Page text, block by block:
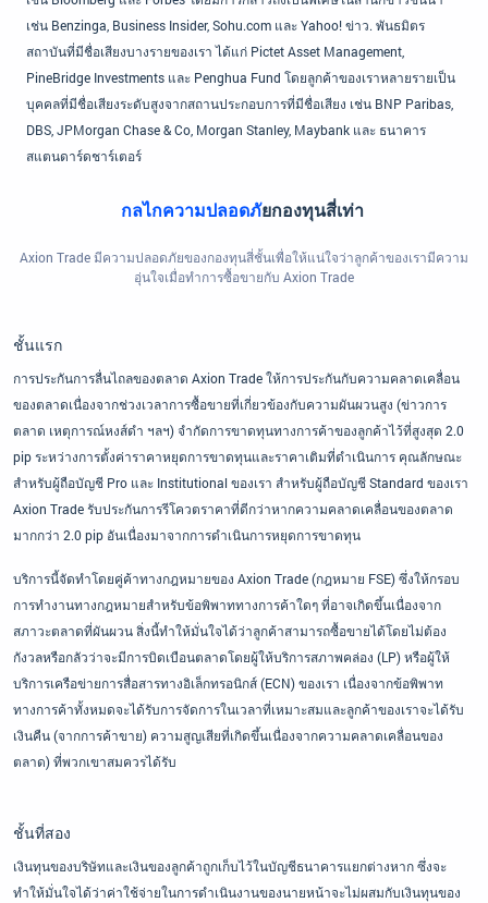
เช่น Benzinga, Business Insider, Sohu.com และ Yahoo! ข่าว. พันธมิตร
สถาบันที่มีชื่อเสียงบางรายของเรา ได้แก่ Pictet Asset Management,
PineBridge Investments และ Penghua Fund โดยลูกค้าของเราหลายรายเป็น
บุคคลที่มีชื่อเสียงระดับสูงจากสถานประกอบการที่มีชื่อเสียง เช่น BNP Paribas,
DBS, JPMorgan Chase & Co, Morgan Stanley, Maybank และ ธนาคาร
สแตนดาร์ดชาร์เตอร์
กลไกความปลอดภัยกองทุนสี่เท่า
Axion Trade มีความปลอดภัยของกองทุนสี่ชั้นเพื่อให้แน่ใจว่าลูกค้าของเรามีความ
อุ่นใจเมื่อทำการซื้อขายกับ Axion Trade
ชั้นแรก
การประกันการลื่นไถลของตลาด Axion Trade ให้การประกันกับความคลาดเคลื่อน
ของตลาดเนื่องจากช่วงเวลาการซื้อขายที่เกี่ยวข้องกับความผันผวนสูง (ข่าวการ
ตลาด เหตุการณ์หงส์ดำ ฯลฯ) จำกัดการขาดทุนทางการค้าของลูกค้าไว้ที่สูงสุด 2.0
pip ระหว่างการตั้งค่าราคาหยุดการขาดทุนและราคาเติมที่ดำเนินการ คุณลักษณะ
สำหรับผู้ถือบัญชี Pro และ Institutional ของเรา สำหรับผู้ถือบัญชี Standard ของเรา
Axion Trade รับประกันการรีโควตราคาที่ดีกว่าหากความคลาดเคลื่อนของตลาด
มากกว่า 2.0 pip อันเนื่องมาจากการดำเนินการหยุดการขาดทุน
บริการนี้จัดทำโดยคู่ค้าทางกฎหมายของ Axion Trade (กฎหมาย FSE) ซึ่งให้กรอบ
การทำงานทางกฎหมายสำหรับข้อพิพาททางการค้าใดๆ ที่อาจเกิดขึ้นเนื่องจาก
สภาวะตลาดที่ผันผวน สิ่งนี้ทำให้มั่นใจได้ว่าลูกค้าสามารถซื้อขายได้โดยไม่ต้อง
กังวลหรือกลัวว่าจะมีการบิดเบือนตลาดโดยผู้ให้บริการสภาพคล่อง (LP) หรือผู้ให้
บริการเครือข่ายการสื่อสารทางอิเล็กทรอนิกส์ (ECN) ของเรา เนื่องจากข้อพิพาท
ทางการค้าทั้งหมดจะได้รับการจัดการในเวลาที่เหมาะสมและลูกค้าของเราจะได้รับ
เงินคืน (จากการค้าขาย) ความสูญเสียที่เกิดขึ้นเนื่องจากความคลาดเคลื่อนของ
ตลาด) ที่พวกเขาสมควรได้รับ
ชั้นที่สอง
เงินทุนของบริษัทและเงินของลูกค้าถูกเก็บไว้ในบัญชีธนาคารแยกต่างหาก ซึ่งจะ
ทำให้มั่นใจได้ว่าค่าใช้จ่ายในการดำเนินงานของนายหน้าจะไม่ผสมกับเงินทุนของ